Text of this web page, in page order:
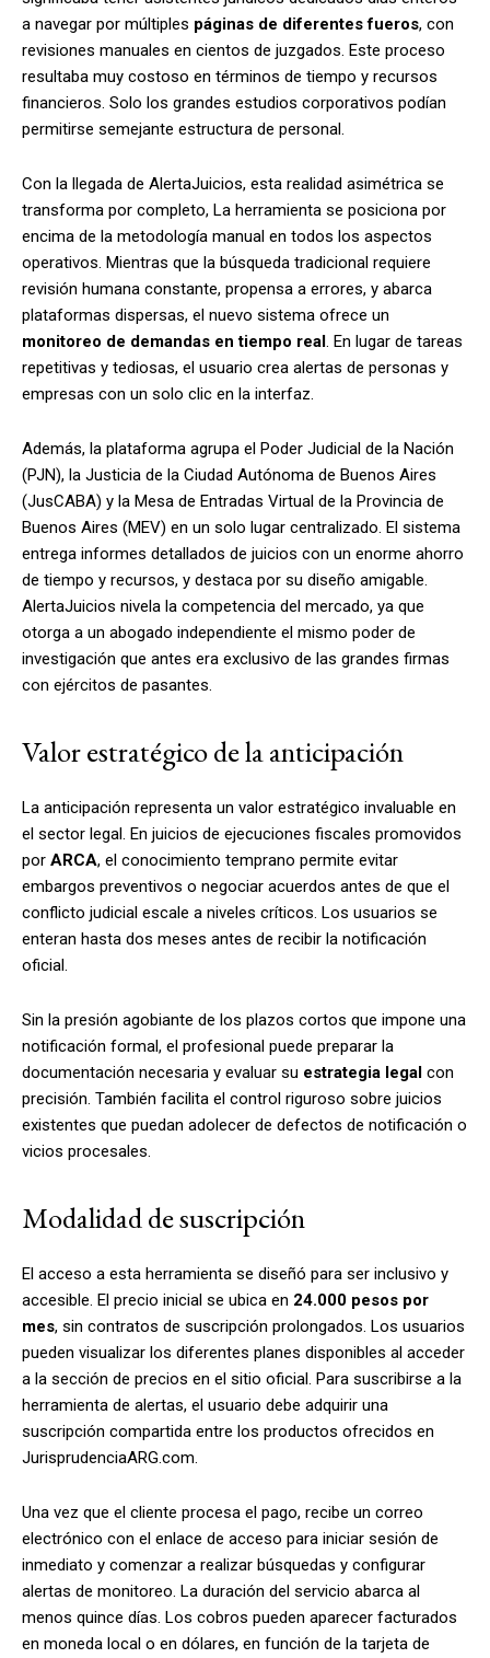
a navegar por múltiples páginas de diferentes fueros, con
revisiones manuales en cientos de juzgados. Este proceso
resultaba muy costoso en términos de tiempo y recursos
financieros. Solo los grandes estudios corporativos podían
permitirse semejante estructura de personal.
Con la llegada de AlertaJuicios, esta realidad asimétrica se
transforma por completo, La herramienta se posiciona por
encima de la metodología manual en todos los aspectos
operativos. Mientras que la búsqueda tradicional requiere
revisión humana constante, propensa a errores, y abarca
plataformas dispersas, el nuevo sistema ofrece un
monitoreo de demandas en tiempo real. En lugar de tareas
repetitivas y tediosas, el usuario crea alertas de personas y
empresas con un solo clic en la interfaz.
Además, la plataforma agrupa el Poder Judicial de la Nación
(PJN), la Justicia de la Ciudad Autónoma de Buenos Aires
(JusCABA) y la Mesa de Entradas Virtual de la Provincia de
Buenos Aires (MEV) en un solo lugar centralizado. El sistema
entrega informes detallados de juicios con un enorme ahorro
de tiempo y recursos, y destaca por su diseño amigable.
AlertaJuicios nivela la competencia del mercado, ya que
otorga a un abogado independiente el mismo poder de
investigación que antes era exclusivo de las grandes firmas
con ejércitos de pasantes.
Valor estratégico de la anticipación
La anticipación representa un valor estratégico invaluable en
el sector legal. En juicios de ejecuciones fiscales promovidos
por ARCA, el conocimiento temprano permite evitar
embargos preventivos o negociar acuerdos antes de que el
conflicto judicial escale a niveles críticos. Los usuarios se
enteran hasta dos meses antes de recibir la notificación
oficial.
Sin la presión agobiante de los plazos cortos que impone una
notificación formal, el profesional puede preparar la
documentación necesaria y evaluar su estrategia legal con
precisión. También facilita el control riguroso sobre juicios
existentes que puedan adolecer de defectos de notificación o
vicios procesales.
Modalidad de suscripción
El acceso a esta herramienta se diseñó para ser inclusivo y
accesible. El precio inicial se ubica en 24.000 pesos por
mes, sin contratos de suscripción prolongados. Los usuarios
pueden visualizar los diferentes planes disponibles al acceder
a la sección de precios en el sitio oficial. Para suscribirse a la
herramienta de alertas, el usuario debe adquirir una
suscripción compartida entre los productos ofrecidos en
JurisprudenciaARG.com.
Una vez que el cliente procesa el pago, recibe un correo
electrónico con el enlace de acceso para iniciar sesión de
inmediato y comenzar a realizar búsquedas y configurar
alertas de monitoreo. La duración del servicio abarca al
menos quince días. Los cobros pueden aparecer facturados
en moneda local o en dólares, en función de la tarjeta de